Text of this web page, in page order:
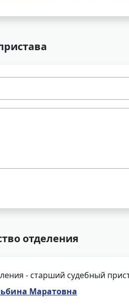
отделения
- старший судебный
Маратовна